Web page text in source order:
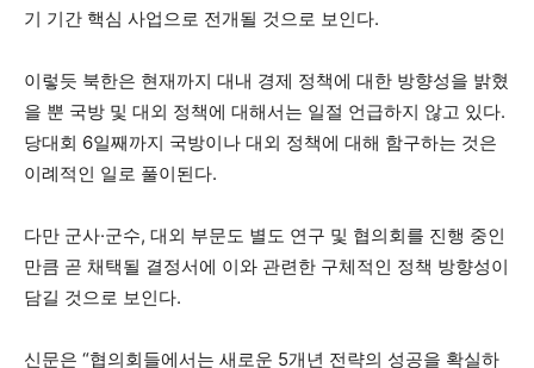
기 기간 핵심 사업으로 전개될 것으로 보인다.
이렇듯 북한은 현재까지 대내 경제 정책에 대한 방향성을 밝혔
을 뿐 국방 및 대외 정책에 대해서는 일절 언급하지 않고 있다.
당대회 6일째까지 국방이나 대외 정책에 대해 함구하는 것은
이례적인 일로 풀이된다.
다만 군사·군수, 대외 부문도 별도 연구 및 협의회를 진행 중인
만큼 곧 채택될 결정서에 이와 관련한 구체적인 정책 방향성이
담길 것으로 보인다.
신문은 “협의회들에서는 새로운 5개년 전략의 성공을 확실하